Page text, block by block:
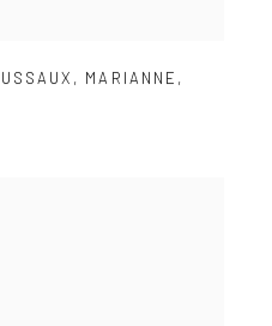
, MARIANNE ,